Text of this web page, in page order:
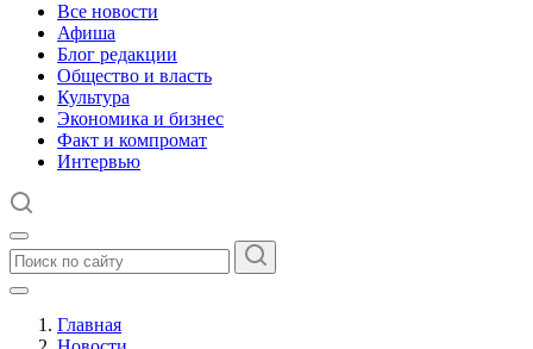
Все новости
Афиша
Блог редакции
Общество и власть
Культура
Экономика и бизнес
Факт и компромат
Интервью
Главная